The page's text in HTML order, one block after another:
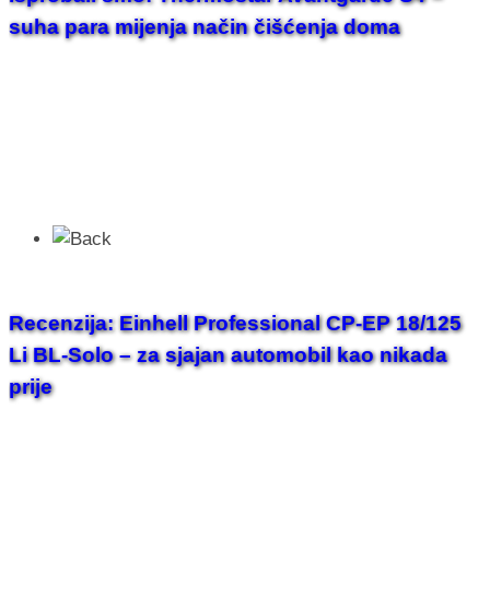
suha para mijenja način čišćenja doma
Recenzija: Einhell Professional CP-EP 18/125
Li BL-Solo – za sjajan automobil kao nikada
prije